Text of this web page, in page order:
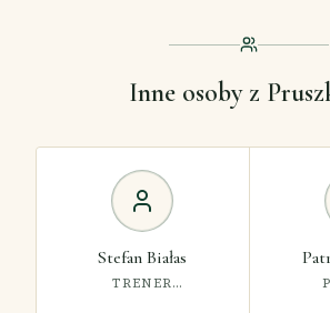
Inne osoby z
Stefan Białas
TRENER